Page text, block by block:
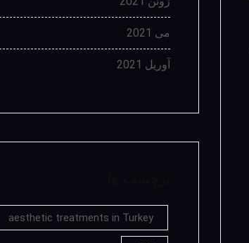
می 2021
آوریل 2021
aesthetic treatments in Turkey